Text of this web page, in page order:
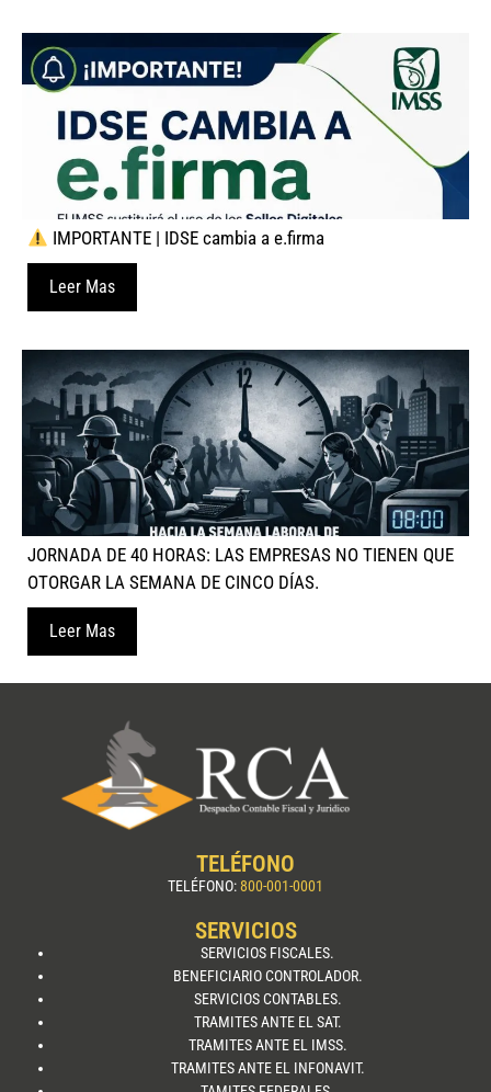
IMPORTANTE | IDSE cambia a e.firma
Leer Mas
JORNADA DE 40 HORAS: LAS EMPRESAS NO TIENEN QUE
OTORGAR LA SEMANA DE CINCO DÍAS.
Leer Mas
TELÉFONO
TELÉFONO:800-001-0001
SERVICIOS
SERVICIOS FISCALES.
BENEFICIARIO CONTROLADOR.
SERVICIOS CONTABLES.
TRAMITES ANTE EL SAT.
TRAMITES ANTE EL IMSS.
TRAMITES ANTE EL INFONAVIT.